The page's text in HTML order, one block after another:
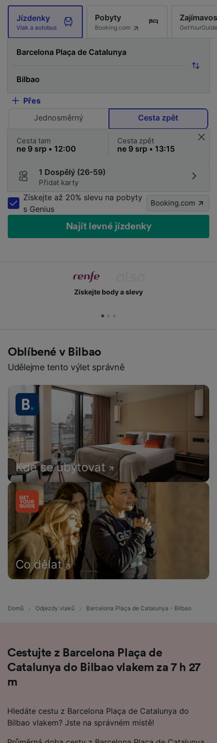
Jízdenky
Vlak a autobus
Pobyty
Booking.com GetYourGuide
Přes
Jednosměrný
Cesta zpět
Cesta tam Cesta zpět
1 Dospělý (26-59)
Přidat karty
Získejte až 20% slevu na pobyty
s Genius
Booking.com
Najít levné jízdenky
Získejte body a slevy
Oblíbené v Bilbao
Udělejme tento výlet správně
Kde se ubytovat
Co dělat
Domů Odjezdy vlaků Barcelona Plaça de Catalunya - Bilbao
Cestujte z Barcelona Plaça de
Catalunya do Bilbao vlakem za 7 h 27
m
Hledáte cestu z Barcelona Plaça de Catalunya do
Bilbao vlakem? Jste na správném místě!